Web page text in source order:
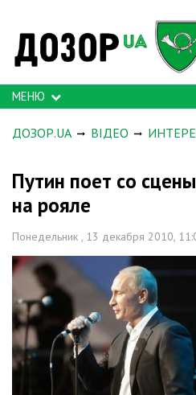
МЕНЮ
ДОЗОР.UA ВІДЕО
Путин поет со
на рояле
Понедельник , 13 декабря 2010,